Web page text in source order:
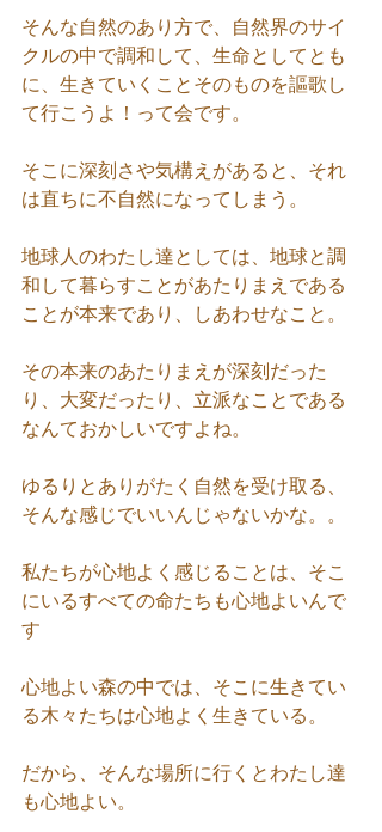
そんな自然のあり方で、自然界のサイ
クルの中で調和して、生命としてとも
に、生きていくことそのものを謳歌し
て行こうよ！って会です。
そこに深刻さや気構えがあると、それ
は直ちに不自然になってしまう。
地球人のわたし達としては、地球と調
和して暮らすことがあたりまえである
ことが本来であり、しあわせなこと。
その本来のあたりまえが深刻だった
り、大変だったり、立派なことである
なんておかしいですよね。
ゆるりとありがたく自然を受け取る、
そんな感じでいいんじゃないかな。。
私たちが心地よく感じることは、そこ
にいるすべての命たちも心地よいんで
す
心地よい森の中では、そこに生きてい
る木々たちは心地よく生きている。
だから、そんな場所に行くとわたし達
も心地よい。